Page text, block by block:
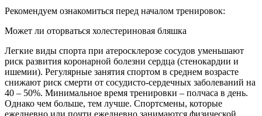
Рекомендуем ознакомиться перед началом тренировок:
Может ли оторваться холестериновая бляшка
Легкие виды спорта при атеросклерозе сосудов уменьшают
риск развития коронарной болезни сердца (стенокардии и
ишемии). Регулярные занятия спортом в среднем возрасте
снижают риск смерти от сосудисто-сердечных заболеваний на
40 – 50%. Минимальное время тренировки – полчаса в день.
Однако чем больше, тем лучше. Спортсмены, которые
ежедневно или почти ежедневно занимаются физической